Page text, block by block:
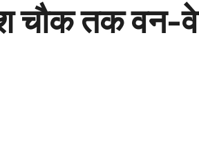
चौक तक वन-वे